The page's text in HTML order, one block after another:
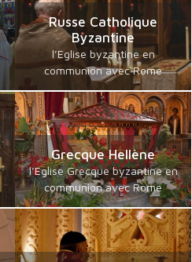
Russe Catholique
Byzantine
l’Eglise byzantine en
communion avec Rome
Grecque Hellène
l’Eglise Grecque byzantine en
communion avec Rome